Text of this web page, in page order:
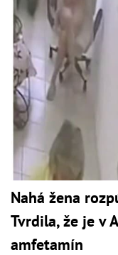
Nahá žena
Tvrdila, že je v
amfetamín